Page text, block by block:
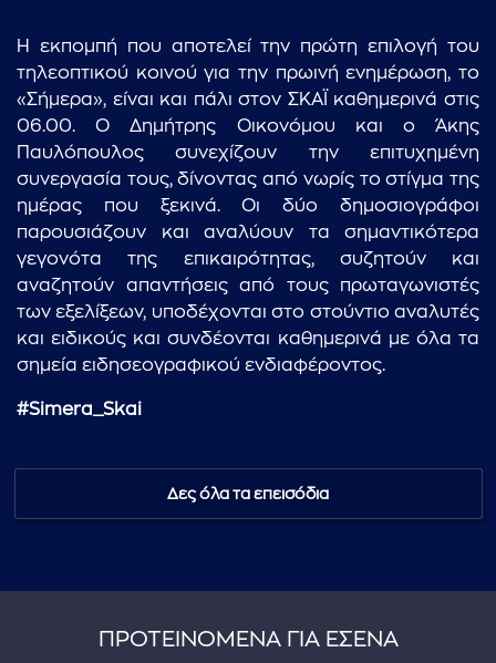
Η εκπομπή που αποτελεί την πρώτη επιλογή του
τηλεοπτικού κοινού για την πρωινή ενημέρωση, το
«Σήμερα», είναι και πάλι στον ΣΚΑΪ καθημερινά στις
06.00. Ο Δημήτρης Οικονόμου και ο Άκης
Παυλόπουλος συνεχίζουν την επιτυχημένη
συνεργασία τους, δίνοντας από νωρίς το στίγμα της
ημέρας που ξεκινά. Οι δύο δημοσιογράφοι
παρουσιάζουν και αναλύουν τα σημαντικότερα
γεγονότα της επικαιρότητας, συζητούν και
αναζητούν απαντήσεις από τους πρωταγωνιστές
των εξελίξεων, υποδέχονται στο στούντιο αναλυτές
και ειδικούς και συνδέονται καθημερινά με όλα τα
σημεία ειδησεογραφικού ενδιαφέροντος.
#Simera_Skai
Δες όλα τα επεισόδια
ΠΡΟΤΕΙΝΟΜΕΝΑ ΓΙΑ ΕΣΕΝΑ